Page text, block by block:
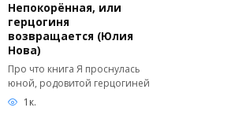
Непокорённая, или
герцогиня
возвращается (Юлия
Нова)
Про что книга Я проснулась
юной, родовитой герцогиней
1к.